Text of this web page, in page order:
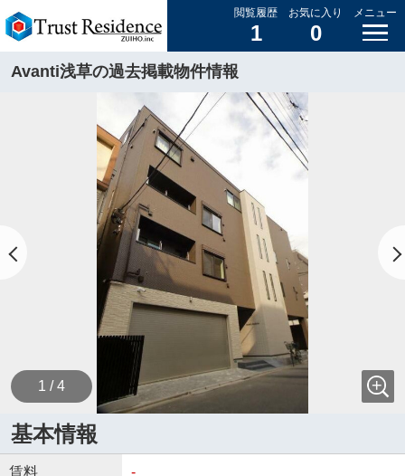
閲覧履歴
1
お気に入り
0
メニュー
Avanti浅草の過去掲載物件情報
1 / 4
基本情報
賃料 -